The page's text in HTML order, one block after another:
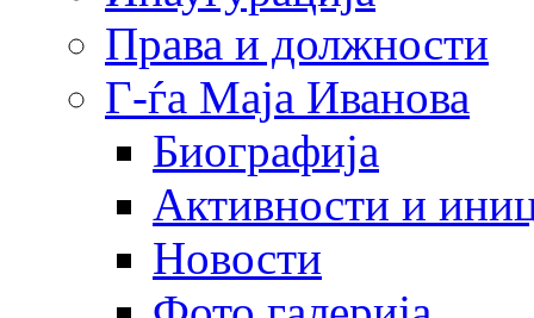
Права и должности
Г-ѓа Маја Иванова
Биографија
Активности и
Новости